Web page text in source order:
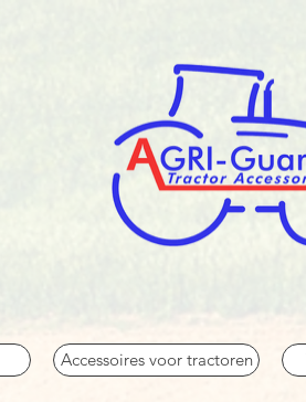
Accessoires voor tractoren